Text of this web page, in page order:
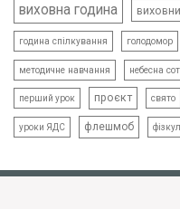
виховна година
година спілкування голодомор
методичне навчання небесна
перший урок проєкт свято
уроки ЯДС флешмоб